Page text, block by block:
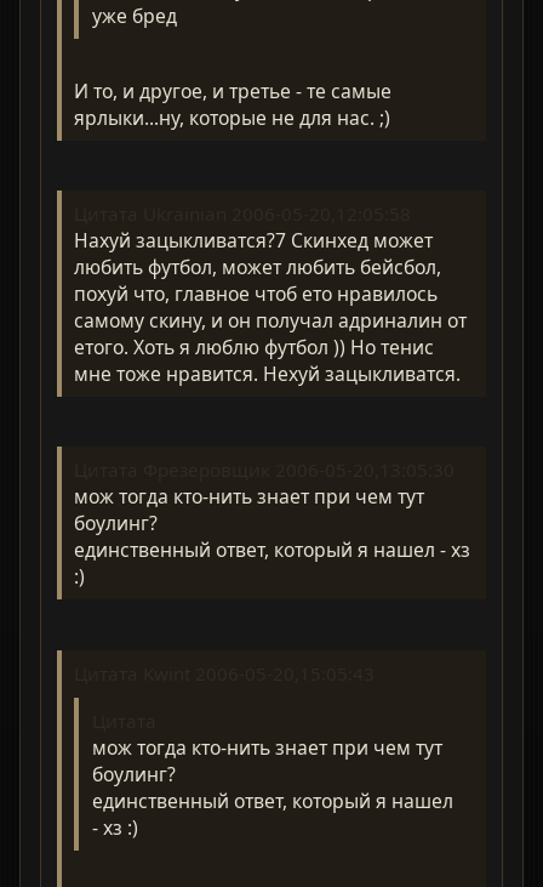
уже бред
И то, и другое, и третье - те самые
ярлыки...ну, которые не для нас. ;)
Нахуй зацыкливатся?7 Скинхед может
любить футбол, может любить бейсбол,
похуй что, главное чтоб ето нравилось
самому скину, и он получал адриналин от
етого. Хоть я люблю футбол )) Но тенис
мне тоже нравится. Нехуй зацыкливатся.
мож тогда кто-нить знает при чем тут
боулинг?
единственный ответ, который я нашел - хз
:)
мож тогда кто-нить знает при чем тут
боулинг?
единственный ответ, который я нашел
- хз :)